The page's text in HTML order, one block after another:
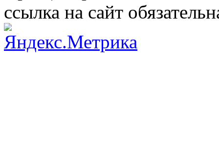
ссылка на сайт